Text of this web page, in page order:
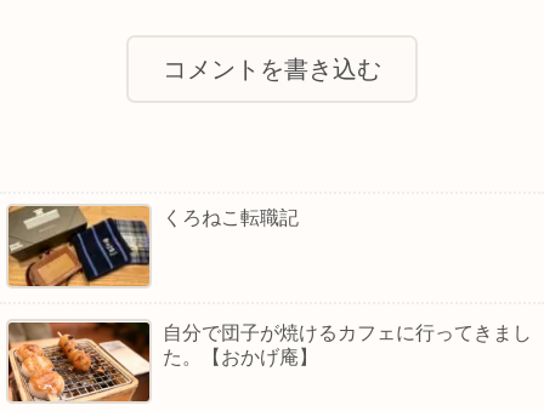
コメントを書き込む
くろねこ転職記
自分で団子が焼けるカフェに行ってきまし
た。【おかげ庵】